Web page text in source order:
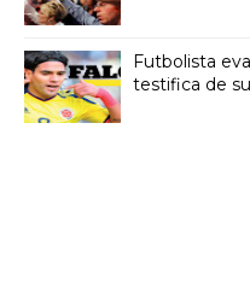
Futbolista
testifica de